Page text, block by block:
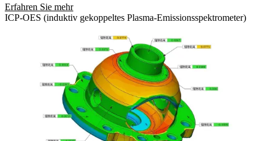
Erfahren Sie mehr
ICP-OES (induktiv gekoppeltes Plasma-Emissionsspektrometer)